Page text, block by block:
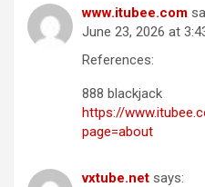
www.itubee.com
June 23, 2026 at
References:
888 blackjack
https://
page=about
vxtube.net says: